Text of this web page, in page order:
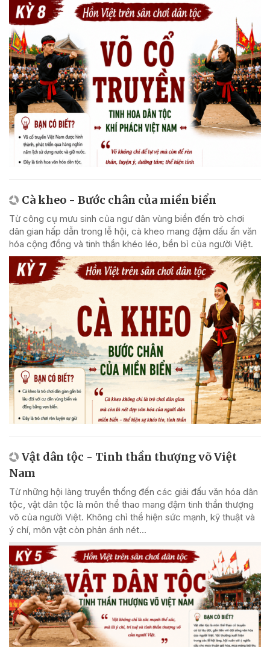
Cà kheo - Bước chân của miền biển
Từ công cụ mưu sinh của ngư dân vùng biển đến trò chơi
dân gian hấp dẫn trong lễ hội, cà kheo mang đậm dấu ấn văn
hóa cộng đồng và tinh thần khéo léo, bền bỉ của người Việt.
Vật dân tộc - Tinh thần thượng võ Việt
Nam
Từ những hội làng truyền thống đến các giải đấu văn hóa dân
tộc, vật dân tộc là môn thể thao mang đậm tinh thần thượng
võ của người Việt. Không chỉ thể hiện sức mạnh, kỹ thuật và
ý chí, môn vật còn phản ánh nét...